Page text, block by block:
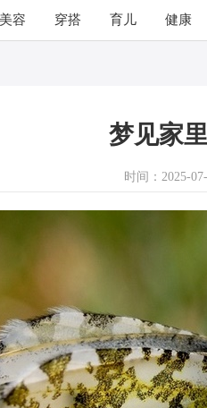
美容 穿搭 育儿 健康
阅读
梦见家
时间：2025-